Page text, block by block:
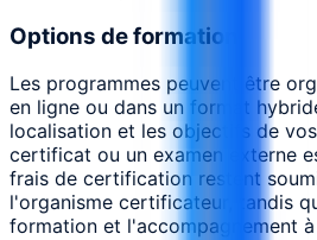
Options de formation
Les programmes peuvent être
en ligne ou dans un format
localisation et les objectifs de
certificat ou un examen externe
frais de certification restent
l'organisme certificateur, tandis
formation et l'accompagnement